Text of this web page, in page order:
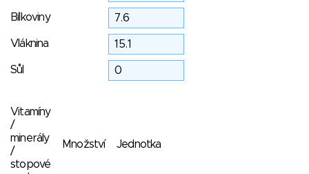
Bílkoviny
Vláknina
Sůl
Vitamíny
/
minerály
/
stopové
Množství Jednotka